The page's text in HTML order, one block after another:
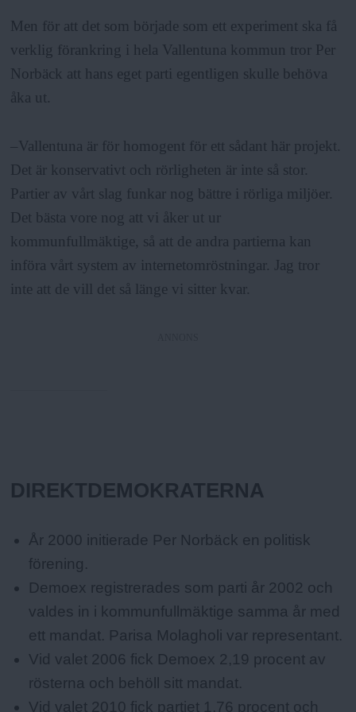
Men för att det som började som ett experiment ska få
verklig förankring i hela Vallentuna kommun tror Per
Norbäck att hans eget parti egentligen skulle behöva
åka ut.
–Vallentuna är för homogent för ett sådant här projekt.
Det är konservativt och rörligheten är inte så stor.
Partier av vårt slag funkar nog bättre i rörliga miljöer.
Det bästa vore nog att vi åker ut ur
kommunfullmäktige, så att de andra partierna kan
införa vårt system av internetomröstningar. Jag tror
inte att de vill det så länge vi sitter kvar.
DIREKTDEMOKRATERNA
År 2000 initierade Per Norbäck en politisk
förening.
Demoex registrerades som parti år 2002 och
valdes in i kommunfullmäktige samma år med
ett mandat. Parisa Molagholi var representant.
Vid valet 2006 fick Demoex 2,19 procent av
rösterna och behöll sitt mandat.
Vid valet 2010 fick partiet 1,76 procent och